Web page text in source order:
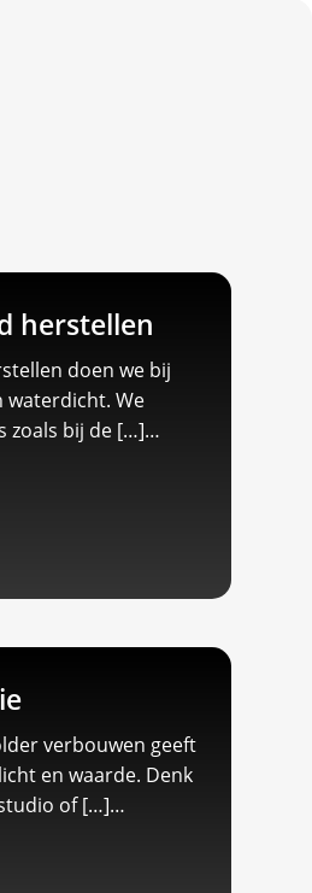
herstellen
doen we bij
waterdicht.​ We
zoals bij de […]…
verbouwen geeft
en waarde.​ Denk
of […]…